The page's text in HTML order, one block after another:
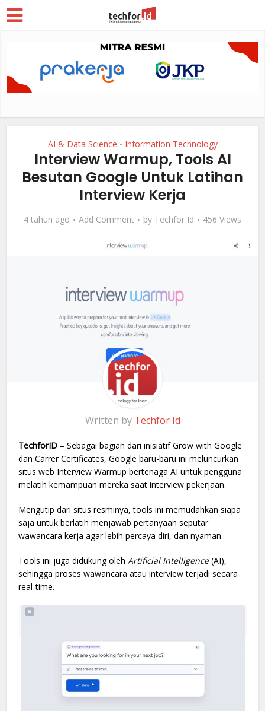
AI & Data Science • Information Technology
Interview Warmup, Tools AI
Besutan Google Untuk Latihan
Interview Kerja
4 tahun ago Add Comment by Techfor Id 456 Views
Written by Techfor Id
TechforID –Sebagai bagian dari inisiatif Grow with Google
dan Carrer Certificates, Google baru-baru ini meluncurkan
situs web Interview Warmup bertenaga AI untuk pengguna
melatih kemampuan mereka saat interview pekerjaan.
Mengutip dari situs resminya, tools ini memudahkan siapa
saja untuk berlatih menjawab pertanyaan seputar
wawancara kerja agar lebih percaya diri, dan nyaman.
Tools ini juga didukung olehArtificial Intelligence(AI),
sehingga proses wawancara atau interview terjadi secara
real-time.